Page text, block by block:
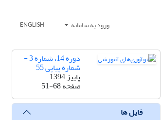
ورود به سامانه ENGLISH
دوره 14، شماره 3 -
شماره پیاپی 55
پاییز 1394
صفحه51-68
فایل ها